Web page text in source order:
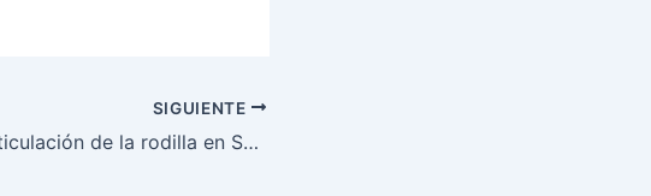
SIGUIENTE
La articulación de la rodilla en Spinning